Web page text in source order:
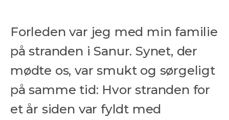
Forleden var jeg med min familie
på stranden i Sanur. Synet, der
mødte os, var smukt og sørgeligt
på samme tid: Hvor stranden for
et år siden var fyldt med